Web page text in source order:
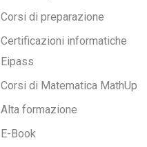
Corsi di preparazione
Certificazioni informatiche
Eipass
Corsi di Matematica MathUp
Alta formazione
E-Book